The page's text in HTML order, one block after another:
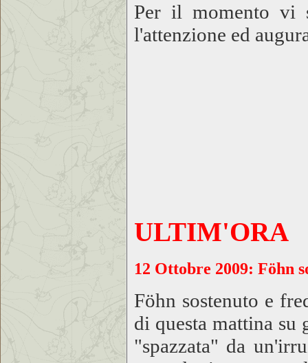
Per il momento vi
l'attenzione ed
ULTIM'ORA
12 Ottobre 2009: Föhn
Föhn sostenuto e
di questa mattina su
"spazzata" da